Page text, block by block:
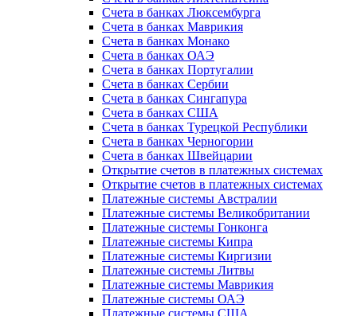
Счета в банках Люксембурга
Счета в банках Маврикия
Счета в банках Монако
Счета в банках ОАЭ
Счета в банках Португалии
Счета в банках Сербии
Счета в банках Сингапура
Счета в банках США
Счета в банках Турецкой Республики
Счета в банках Черногории
Счета в банках Швейцарии
Открытие счетов в платежных системах
Открытие счетов в платежных системах
Платежные системы Австралии
Платежные системы Великобритании
Платежные системы Гонконга
Платежные системы Кипра
Платежные системы Киргизии
Платежные системы Литвы
Платежные системы Маврикия
Платежные системы ОАЭ
Платежные системы США